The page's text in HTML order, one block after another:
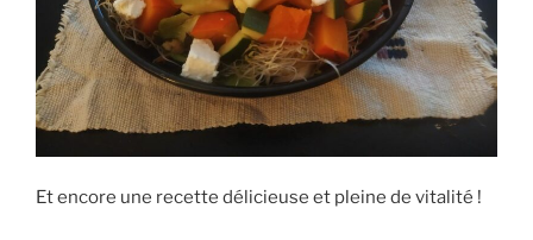
Et encore une recette délicieuse et pleine de vitalité !